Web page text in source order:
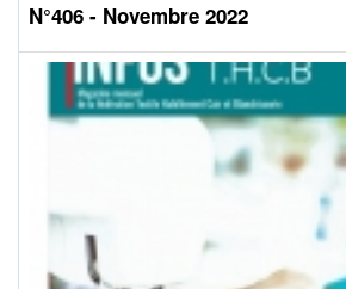
N°406 - Novembre 2022